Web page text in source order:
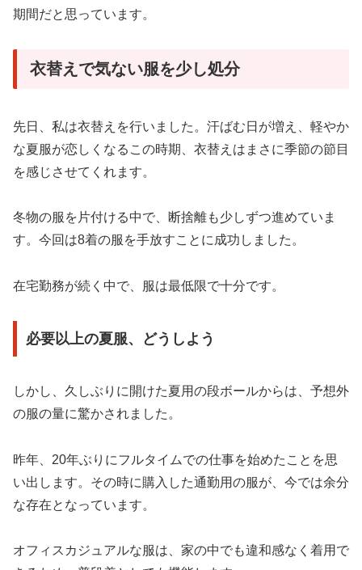
期間だと思っています。
衣替えで気ない服を少し処分
先日、私は衣替えを行いました。汗ばむ日が増え、軽やか
な夏服が恋しくなるこの時期、衣替えはまさに季節の節目
を感じさせてくれます。
冬物の服を片付ける中で、断捨離も少しずつ進めていま
す。今回は8着の服を手放すことに成功しました。
在宅勤務が続く中で、服は最低限で十分です。
必要以上の夏服、どうしよう
しかし、久しぶりに開けた夏用の段ボールからは、予想外
の服の量に驚かされました。
昨年、20年ぶりにフルタイムでの仕事を始めたことを思
い出します。その時に購入した通勤用の服が、今では余分
な存在となっています。
オフィスカジュアルな服は、家の中でも違和感なく着用で